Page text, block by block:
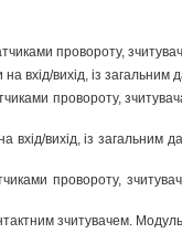
провороту,
вхід/вихід, із
провороту,
вхід/вихід, із
провороту,
зчитувачем.